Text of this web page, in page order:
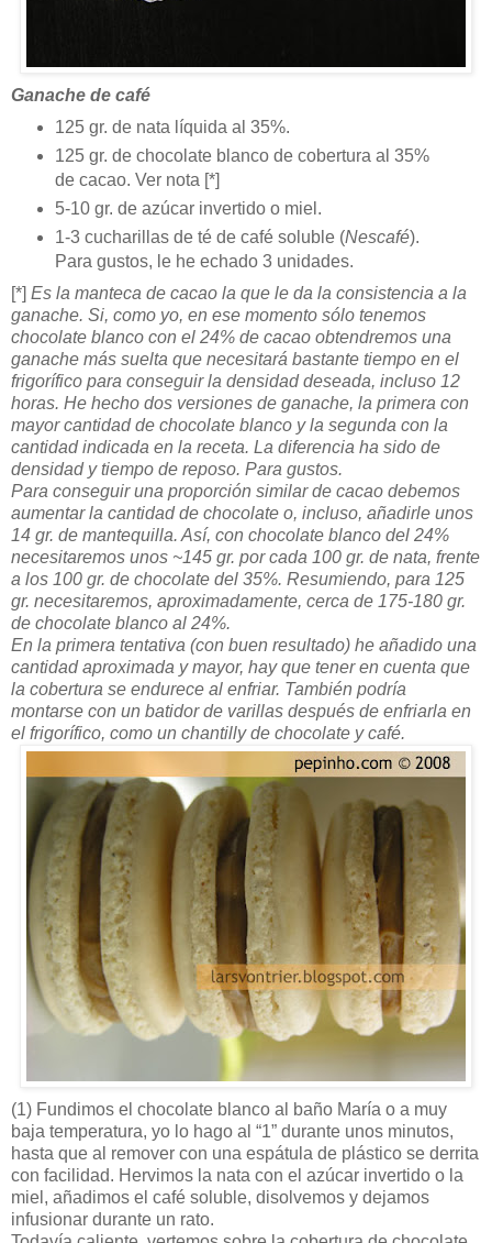
Ganache de café
125 gr. de nata líquida al 35%.
125 gr. de chocolate blanco de cobertura al 35%
de cacao. Ver nota [*]
5-10 gr. de azúcar invertido o miel.
1-3 cucharillas de té de café soluble (Nescafé).
Para gustos, le he echado 3 unidades.
[*] Es la manteca de cacao la que le da la consistencia a la
ganache. Si, como yo, en ese momento sólo tenemos
chocolate blanco con el 24% de cacao obtendremos una
ganache más suelta que necesitará bastante tiempo en el
frigorífico para conseguir la densidad deseada, incluso 12
horas. He hecho dos versiones de ganache, la primera con
mayor cantidad de chocolate blanco y la segunda con la
cantidad indicada en la receta. La diferencia ha sido de
densidad y tiempo de reposo. Para gustos.
Para conseguir una proporción similar de cacao debemos
aumentar la cantidad de chocolate o, incluso, añadirle unos
14 gr. de mantequilla. Así, con chocolate blanco del 24%
necesitaremos unos ~145 gr. por cada 100 gr. de nata, frente
a los 100 gr. de chocolate del 35%. Resumiendo, para 125
gr. necesitaremos, aproximadamente, cerca de 175-180 gr.
de chocolate blanco al 24%.
En la primera tentativa (con buen resultado) he añadido una
cantidad aproximada y mayor, hay que tener en cuenta que
la cobertura se endurece al enfriar. También podría
montarse con un batidor de varillas después de enfriarla en
el frigorífico, como un chantilly de chocolate y café.
(1) Fundimos el chocolate blanco al baño María o a muy
baja temperatura, yo lo hago al “1” durante unos minutos,
hasta que al remover con una espátula de plástico se derrita
con facilidad. Hervimos la nata con el azúcar invertido o la
miel, añadimos el café soluble, disolvemos y dejamos
infusionar durante un rato.